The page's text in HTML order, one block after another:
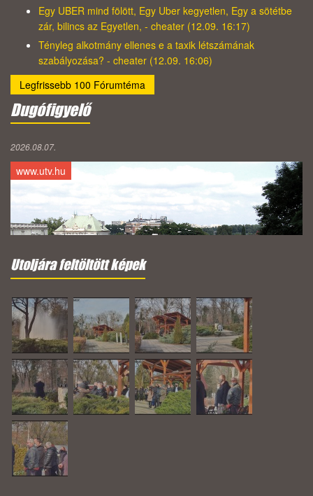
Egy UBER mind fölött, Egy Uber kegyetlen, Egy a sötétbe
zár, bilincs az Egyetlen, - cheater (12.09. 16:17)
Tényleg alkotmány ellenes e a taxik létszámának
szabályozása? - cheater (12.09. 16:06)
Legfrissebb 100 Fórumtéma
Dugófigyelő
2026.08.07.
www.utv.hu
Utoljára feltöltött képek